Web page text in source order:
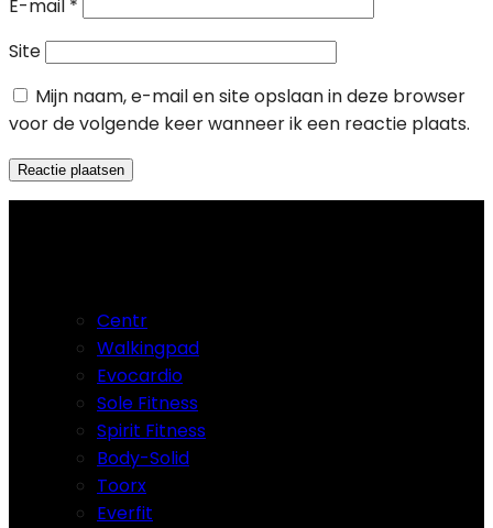
E-mail *
Site
Mijn naam, e-mail en site opslaan in deze browser
voor de volgende keer wanneer ik een reactie plaats.
Centr
Walkingpad
Evocardio
Sole Fitness
Spirit Fitness
Body-Solid
Toorx
Everfit